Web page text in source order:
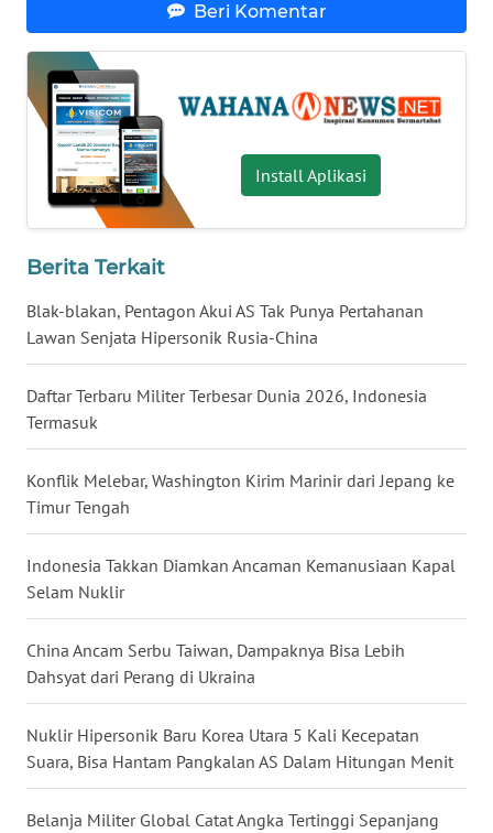
Beri Komentar
Install Aplikasi
Berita Terkait
Blak-blakan, Pentagon Akui AS Tak Punya Pertahanan
Lawan Senjata Hipersonik Rusia-China
Daftar Terbaru Militer Terbesar Dunia 2026, Indonesia
Termasuk
Konflik Melebar, Washington Kirim Marinir dari Jepang ke
Timur Tengah
Indonesia Takkan Diamkan Ancaman Kemanusiaan Kapal
Selam Nuklir
China Ancam Serbu Taiwan, Dampaknya Bisa Lebih
Dahsyat dari Perang di Ukraina
Nuklir Hipersonik Baru Korea Utara 5 Kali Kecepatan
Suara, Bisa Hantam Pangkalan AS Dalam Hitungan Menit
Belanja Militer Global Catat Angka Tertinggi Sepanjang
BANTEN
WN
NTT
WN
WN
PAPUA
WN
RIAU
WN
SERAMBI
WN
JAMBI
WN
SULTRA
WN